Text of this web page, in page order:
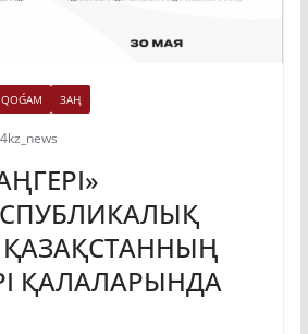
QOǴAM ЗАҢ
ҚАЛАЛАРЫНДА